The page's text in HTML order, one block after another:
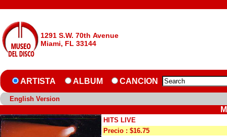
1291 S.W. 70th Avenue
Miami, FL 33144
ARTISTA ALBUM CANCION
English Version
HITS LIVE
Precio : $16.75